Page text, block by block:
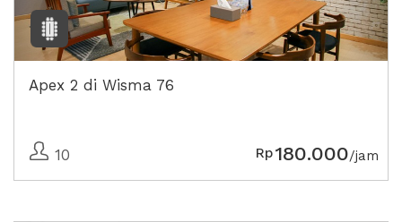
Apex 2 di Wisma 76
10 Rp180.000/jam